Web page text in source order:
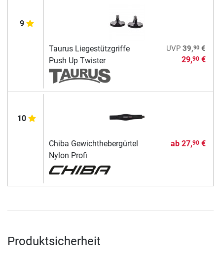
9
Taurus Liegestützgriffe
Push Up Twister
UVP 39,90€
29,90€
10
Chiba Gewichthebergürtel
Nylon Profi
ab 27,90€
Produktsicherheit